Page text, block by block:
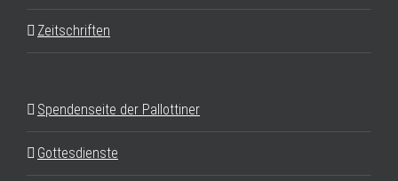
Zeitschriften
Spendenseite der Pallottiner
Gottesdienste